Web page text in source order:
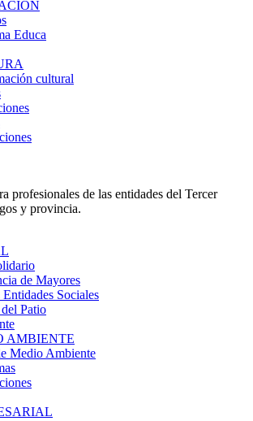
Educa
cultural
profesionales de las entidades del Tercer
y provincia.
de Mayores
Sociales
Patio
AMBIENTE
Medio Ambiente